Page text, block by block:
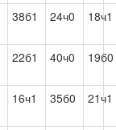
38б1 24ч0 18ч1
22б1 40ч0 19б0
16ч1 35б0 21ч1